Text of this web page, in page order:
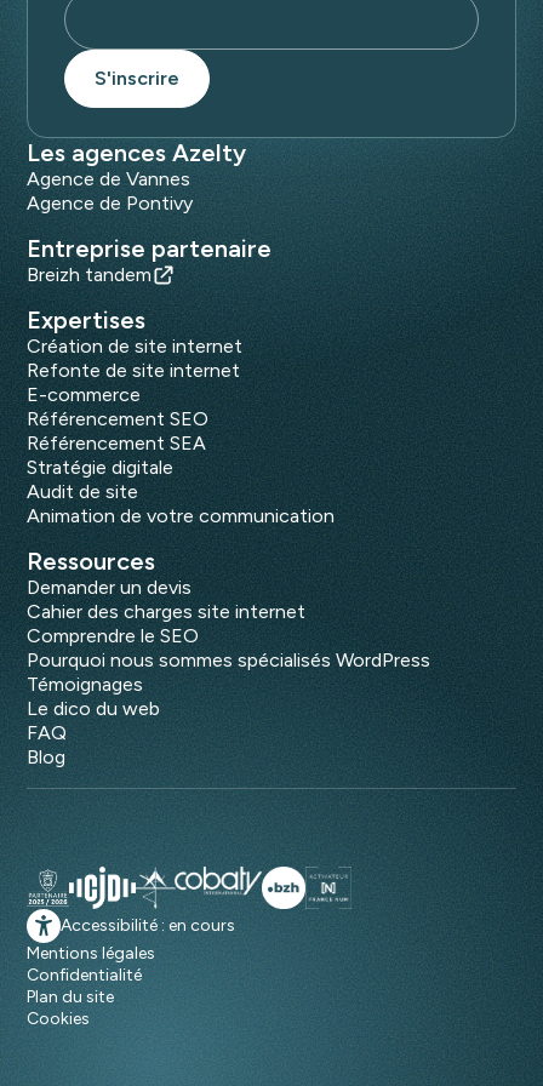
Les agences Azelty
Agence de Vannes
Agence de Pontivy
Entreprise partenaire
Breizh tandem
Expertises
Création de site internet
Refonte de site internet
E-commerce
Référencement SEO
Référencement SEA
Stratégie digitale
Audit de site
Animation de votre communication
Ressources
Demander un devis
Cahier des charges site internet
Comprendre le SEO
Pourquoi nous sommes spécialisés WordPress
Témoignages
Le dico du web
FAQ
Blog
Accessibilité : en cours
Mentions légales
Confidentialité
Plan du site
Cookies